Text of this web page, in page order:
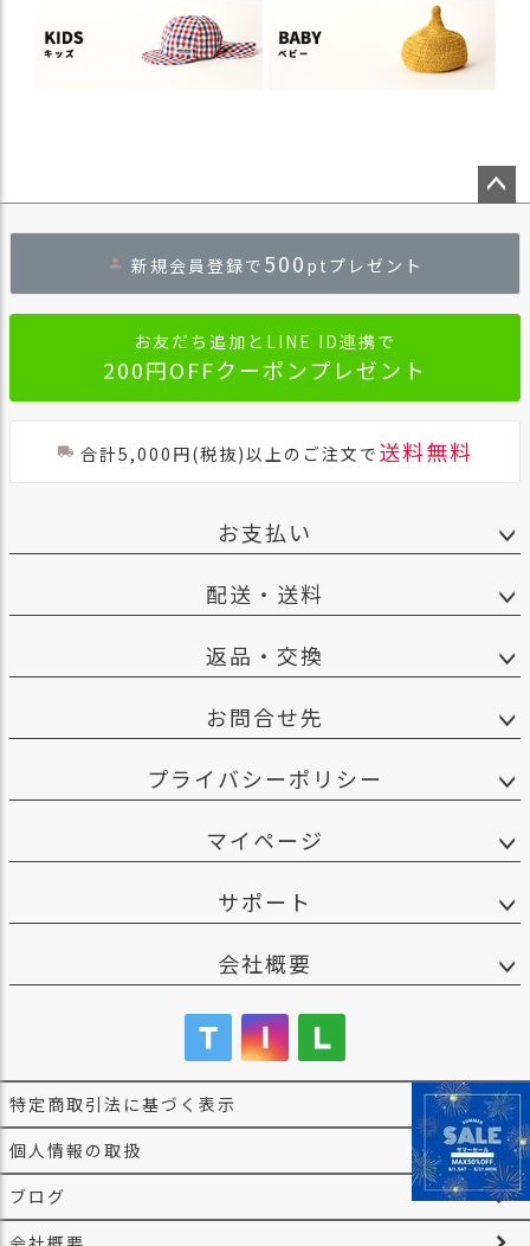
ジト
へ
新規会員登録で 500 ptプレゼント
お友だち追加とLINE ID連携で
200円OFFクーポンプレゼント
合計5,000円(税抜)以上のご注文で 送料無料
お支払い
配送・送料
返品・交換
お問合せ先
プライバシーポリシー
マイページ
サポート
会社概要
特定商取引法に基づく表示
個人情報の取扱
ブログ